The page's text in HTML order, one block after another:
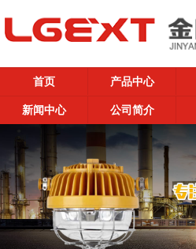
首页 产品中心
新闻中心 公司简介